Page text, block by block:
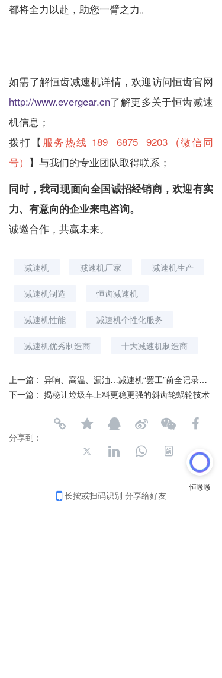
都将全力以赴，助您一臂之力。
如需了解恒齿减速机详情，欢迎访问恒齿官网
http://www.evergear.cn了解更多关于恒齿减速
机信息；
拨打【 服务热线 189 6875 9203 (微信同
号） 】与我们的专业团队取得联系；
同时，我司现面向全国诚招经销商，欢迎有实
力、有意向的企业来电咨询。
诚邀合作，共赢未来。
减速机 减速机厂家 减速机生产
减速机制造 恒齿减速机
减速机性能 减速机个性化服务
减速机优秀制造商 十大减速机制造商
上一篇 : 异响、高温、漏油…减速机“罢工”前全记录！第5个原因最烧钱（上）
下一篇 : 揭秘让垃圾车上料更稳更强的斜齿轮蜗轮技术
分享到：
长按或扫码识别 分享给好友